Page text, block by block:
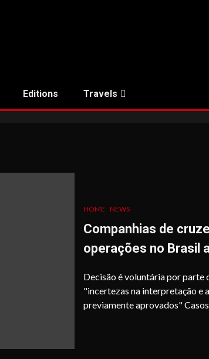
Editions Travels
HOME NEWS
Companhias de
operações no Brasil
Decisão é voluntária por parte
"incertezas na interpretação e
previamente aprovados" Casos